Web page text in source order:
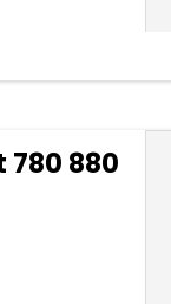
880